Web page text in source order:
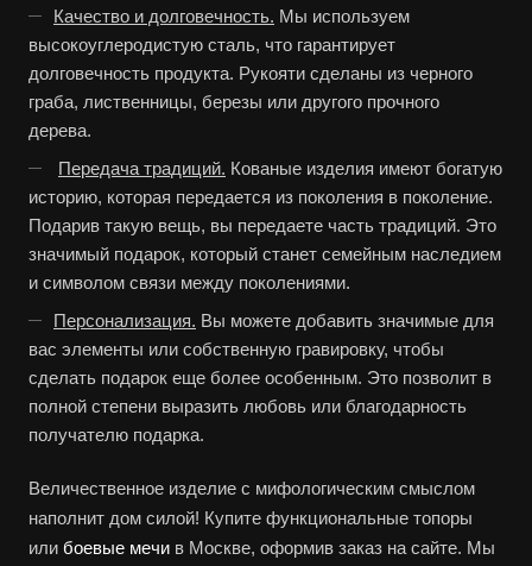
Качество и долговечность. Мы используем
высокоуглеродистую сталь, что гарантирует
долговечность продукта. Рукояти сделаны из черного
граба, лиственницы, березы или другого прочного
дерева.
Передача традиций. Кованые изделия имеют богатую
историю, которая передается из поколения в поколение.
Подарив такую вещь, вы передаете часть традиций. Это
значимый подарок, который станет семейным наследием
и символом связи между поколениями.
Персонализация. Вы можете добавить значимые для
вас элементы или собственную гравировку, чтобы
сделать подарок еще более особенным. Это позволит в
полной степени выразить любовь или благодарность
получателю подарка.
Величественное изделие с мифологическим смыслом
наполнит дом силой! Купите функциональные топоры
или боевые мечи в Москве, оформив заказ на сайте. Мы